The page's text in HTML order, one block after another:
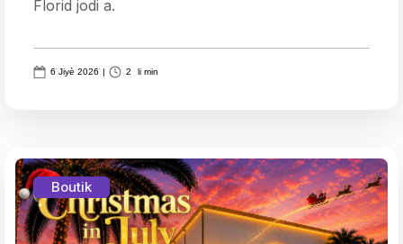
Florid jodi a.
6 Jiyè 2026 | 2 li min
Boutik